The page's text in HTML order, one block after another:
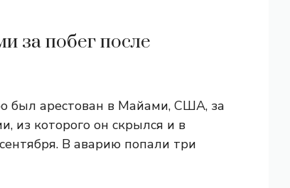
за побег после
был арестован в Майами, США, за
из которого он скрылся и в
В аварию попали три